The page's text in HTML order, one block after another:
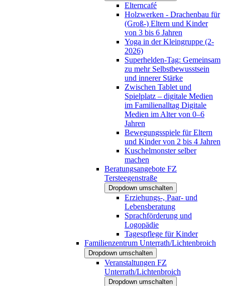
Elterncafé
Holzwerken - Drachenbau für
(Groß-) Eltern und Kinder
von 3 bis 6 Jahren
Yoga in der Kleingruppe (2-
2026)
Superhelden-Tag: Gemeinsam
zu mehr Selbstbewusstsein
und innerer Stärke
Zwischen Tablet und
Spielplatz – digitale Medien
im Familienalltag Digitale
Medien im Alter von 0–6
Jahren
Bewegungsspiele für Eltern
und Kinder von 2 bis 4 Jahren
Kuschelmonster selber
machen
Beratungsangebote FZ
Tersteegenstraße
Dropdown umschalten
Erziehungs-, Paar- und
Lebensberatung
Sprachförderung und
Logopädie
Tagespflege für Kinder
Familienzentrum Unterrath/Lichtenbroich
Dropdown umschalten
Veranstaltungen FZ
Unterrath/Lichtenbroich
Dropdown umschalten